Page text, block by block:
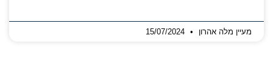
מעיין מלה אהרון